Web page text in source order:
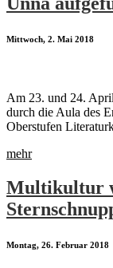
Mittwoch, 2. Mai 2018
Am 23. und 24.
durch die Aula des
Oberstufen
mehr
Multikultur
Montag, 26. Februar 2018